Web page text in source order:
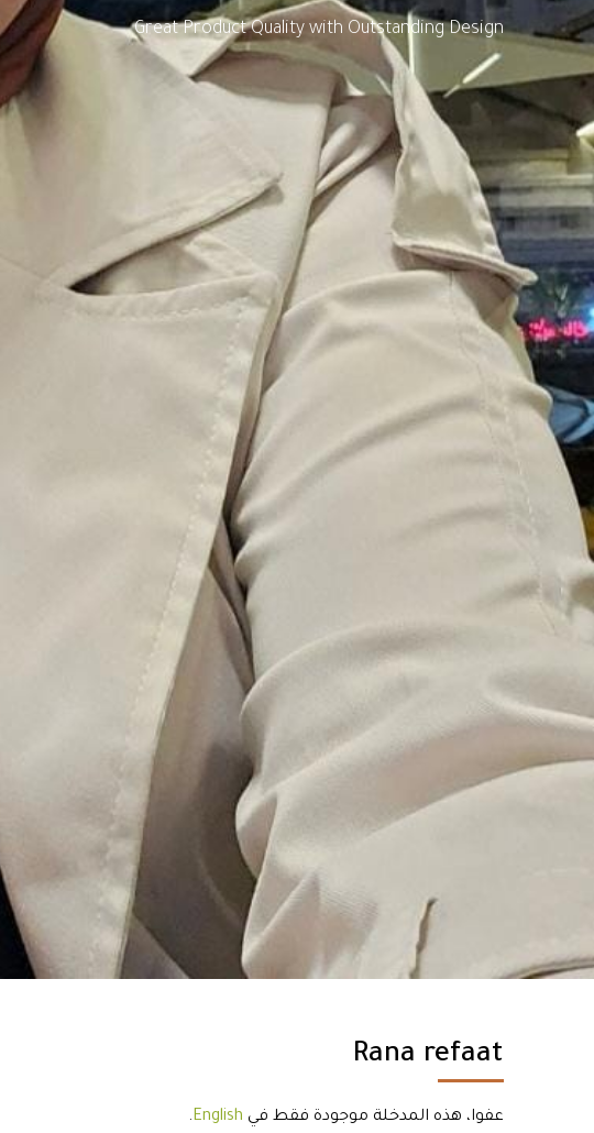
Great Product Quality with Outstanding Design
Rana refaat
عفوا، هذه المدخلة موجودة فقط في English
.